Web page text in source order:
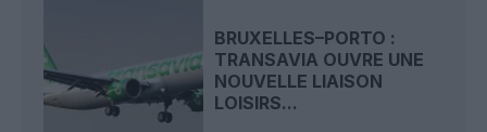
BRUXELLES–PORTO :
TRANSAVIA OUVRE UNE
NOUVELLE LIAISON
LOISIRS...